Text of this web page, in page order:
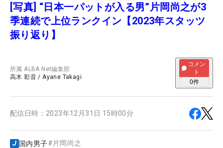
[写真] “日本一パットが入る男”片岡尚之が3
季連続で上位ランクイン【2023年スタッツ
振り返り】
所属ALBA Net編集部
高木 彩音 /Ayane Takagi
コメン
ト
0件
配信日時： 2023年12月31日 15時00分
国内男子# 片岡尚之